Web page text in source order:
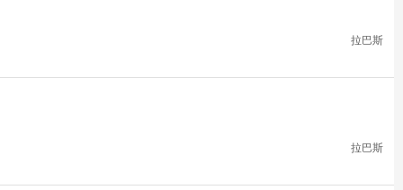
拉巴斯
拉巴斯